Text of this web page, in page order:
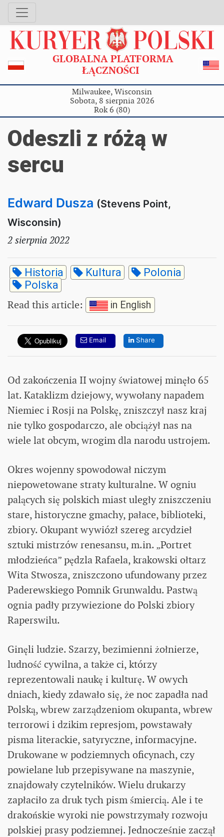
GLOBALNA PLATFORMA
ŁĄCZNOŚCI
Milwaukee, Wisconsin
Sobota, 8 sierpnia 2026
Rok 6 (80)
Odeszli z różą w
sercu
Edward Dusza (Stevens Point,
Wisconsin)
2 sierpnia 2022
Historia Kultura
Polonia
Polska
Read this article: in English
Email Share
Od zakończenia II wojny światowej minęło 65
lat. Kataklizm dziejowy, wywołany napadem
Niemiec i Rosji na Polskę, zniszczył nasz kraj
nie tylko gospodarczo, ale obciążył nas na
wiele lat obcym, wrogim dla narodu ustrojem.
Okres wojenny spowodował niczym
niepowetowane straty kulturalne. W ogniu
palących się polskich miast uległy zniszczeniu
stare, historyczne gmachy, pałace, biblioteki,
zbiory. Okupant wywiózł szereg arcydzieł
sztuki mistrzów renesansu, m.in. „Portret
młodzieńca” pędzla Rafaela, krakowski ołtarz
Wita Stwosza, zniszczono ufundowany przez
Paderewskiego Pomnik Grunwaldu. Pastwą
ognia padły przywiezione do Polski zbiory
Raperswilu.
Ginęli ludzie. Szarzy, bezimienni żołnierze,
ludność cywilna, a także ci, którzy
reprezentowali naukę i kulturę. W owych
dniach, kiedy zdawało się, że noc zapadła nad
Polską, wbrew zarządzeniom okupanta, wbrew
terrorowi i dzikim represjom, powstawały
pisma literackie, satyryczne, informacyjne.
Drukowane w podziemnych oficynach, czy
powielane lub przepisywane na maszynie,
znajdowały czytelników. Wielu drukarzy
zapłaciło za druk tych pism śmiercią. Ale i te
drakońskie wyroki nie powstrzymały rozwoju
polskiej prasy podziemnej. Jednocześnie zaczął